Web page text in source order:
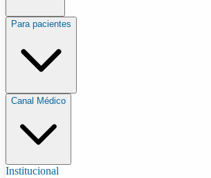
Para pacientes
Canal Médico
Institucional